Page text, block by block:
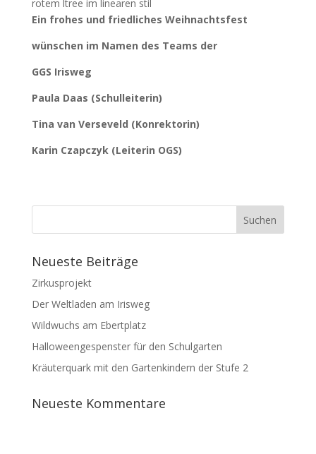
Ein frohes und friedliches Weihnachtsfest
wünschen im Namen des Teams der
GGS Irisweg
Paula Daas (Schulleiterin)
Tina van Verseveld (Konrektorin)
Karin Czapczyk (Leiterin OGS)
Neueste Beiträge
Zirkusprojekt
Der Weltladen am Irisweg
Wildwuchs am Ebertplatz
Halloweengespenster für den Schulgarten
Kräuterquark mit den Gartenkindern der Stufe 2
Neueste Kommentare